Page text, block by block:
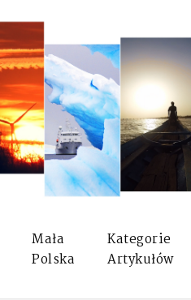
Mała
Polska
Kategorie
Artykułów